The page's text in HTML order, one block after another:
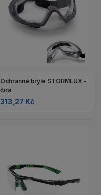
Ochranné brýle STORMLUX -
čirá
313,27 Kč